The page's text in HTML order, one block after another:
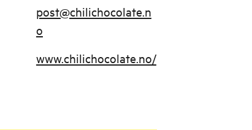
post@chilichocolate.n
o
www.chilichocolate.no/